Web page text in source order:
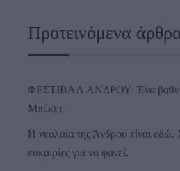
Προτεινόμενα
ΦΕΣΤΙΒΑΛ ΑΝΔΡΟΥ: Ένα
Μπέκετ
Η νεολαία της Άνδρου είναι εδώ.
ευκαιρίες για να φανεί.